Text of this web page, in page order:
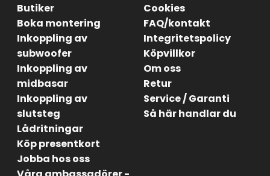
Butiker
Boka montering
Inkoppling av
subwoofer
Inkoppling av
midbasar
Inkoppling av
slutsteg
Lådritningar
Köp presentkort
Jobba hos oss
Cookies
FAQ/kontakt
Integritetspolicy
Köpvillkor
Om oss
Retur
Service / Garanti
Så här handlar du